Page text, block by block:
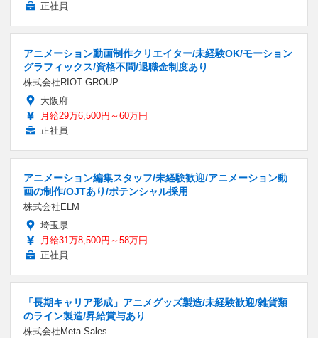
正社員
アニメーション動画制作クリエイター/未経験OK/モーション
グラフィックス/資格不問/退職金制度あり
株式会社RIOT GROUP
大阪府
月給29万6,500円～60万円
正社員
アニメーション編集スタッフ/未経験歓迎/アニメーション動
画の制作/OJTあり/ポテンシャル採用
株式会社ELM
埼玉県
月給31万8,500円～58万円
正社員
「長期キャリア形成」アニメグッズ製造/未経験歓迎/雑貨類
のライン製造/昇給賞与あり
株式会社Meta Sales